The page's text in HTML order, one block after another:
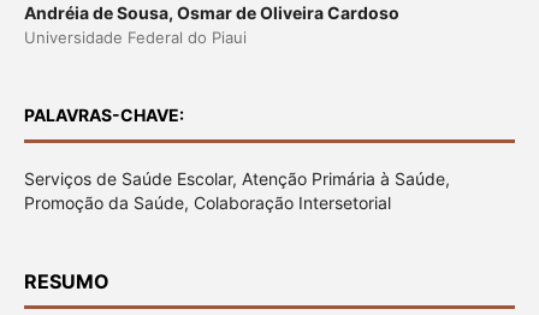
Andréia de Sousa, Osmar de Oliveira Cardoso
Universidade Federal do Piaui
PALAVRAS-CHAVE:
Serviços de Saúde Escolar, Atenção Primária à Saúde,
Promoção da Saúde, Colaboração Intersetorial
RESUMO